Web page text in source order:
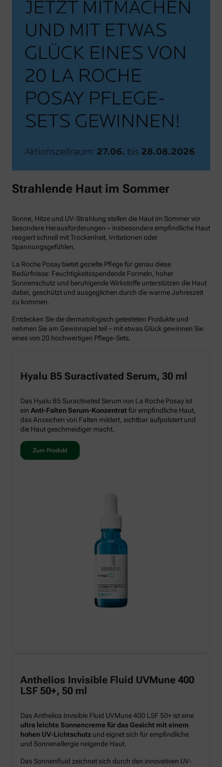
Strahlende Haut im Sommer
Sonne, Hitze und UV-Strahlung stellen die Haut im Sommer vor
besondere Herausforderungen – insbesondere empfindliche Haut
reagiert schnell mit Trockenheit, Irritationen oder
Spannungsgefühlen.
La Roche Posay bietet gezielte Pflege für genau diese
Bedürfnisse: Feuchtigkeitsspendende Formeln, hoher
Sonnenschutz und beruhigende Wirkstoffe unterstützen die Haut
dabei, geschützt und ausgeglichen durch die warme Jahreszeit
zu kommen.
Entdecken Sie die dermatologisch getesteten Produkte und
nehmen Sie am Gewinnspiel teil – mit etwas Glück gewinnen Sie
eines von 20 hochwertigen Pflege-Sets.
Hyalu B5 Suractivated Serum, 30 ml
Das Hyalu B5 Suractivated Serum von La Roche Posay ist
ein Anti-Falten Serum-Konzentratfür empfindliche Haut,
das Anzeichen von Falten mildert, sichtbar aufpolstert und
die Haut geschmeidiger macht.
Zum Produkt
Anthelios Invisible Fluid UVMune 400
LSF 50+, 50 ml
Das Anthelios Invisible Fluid UVMune 400 LSF 50+ ist eine
ultra leichte Sonnencreme für das Gesicht mit einem
hohen UV-Lichtschutz und eignet sich für empfindliche
und Sonnenallergie neigende Haut.
Das Sonnenfluid zeichnet sich durch den innovativen UV-